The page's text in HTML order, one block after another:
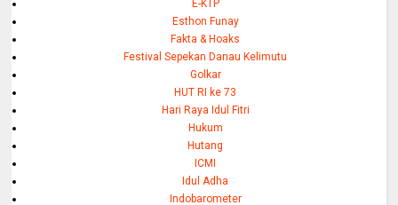
E-KTP
Esthon Funay
Fakta & Hoaks
Festival Sepekan Danau Kelimutu
Golkar
HUT RI ke 73
Hari Raya Idul Fitri
Hukum
Hutang
ICMI
Idul Adha
Indobarometer